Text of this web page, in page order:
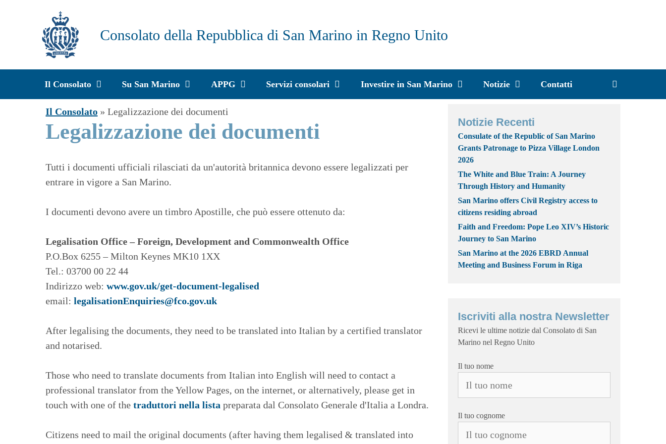
Consolato della Repubblica di San Marino in Regno Unito
Il Consolato Su San Marino APPG Servizi consolari Investire in San Marino Notizie Contatti
Il Consolato » Legalizzazione dei documenti
Legalizzazione dei documenti
Tutti i documenti ufficiali rilasciati da un'autorità britannica devono essere legalizzati per
entrare in vigore a San Marino.
I documenti devono avere un timbro Apostille, che può essere ottenuto da:
Legalisation Office – Foreign, Development and Commonwealth Office
P.O.Box 6255 – Milton Keynes MK10 1XX
Tel.: 03700 00 22 44
Indirizzo web: www.gov.uk/get-document-legalised
email: legalisationEnquiries@fco.gov.uk
After legalising the documents, they need to be translated into Italian by a certified translator
and notarised.
Those who need to translate documents from Italian into English will need to contact a
professional translator from the Yellow Pages, on the internet, or alternatively, please get in
touch with one of the traduttori nella lista preparata dal Consolato Generale d'Italia a Londra.
Citizens need to mail the original documents (after having them legalised & translated into
Notizie Recenti
Consulate of the Republic of San Marino
Grants Patronage to Pizza Village London
2026
The White and Blue Train: A Journey
Through History and Humanity
San Marino offers Civil Registry access to
citizens residing abroad
Faith and Freedom: Pope Leo XIV’s Historic
Journey to San Marino
San Marino at the 2026 EBRD Annual
Meeting and Business Forum in Riga
Iscriviti alla nostra Newsletter
Ricevi le ultime notizie dal Consolato di San
Marino nel Regno Unito
Il tuo nome
Il tuo cognome